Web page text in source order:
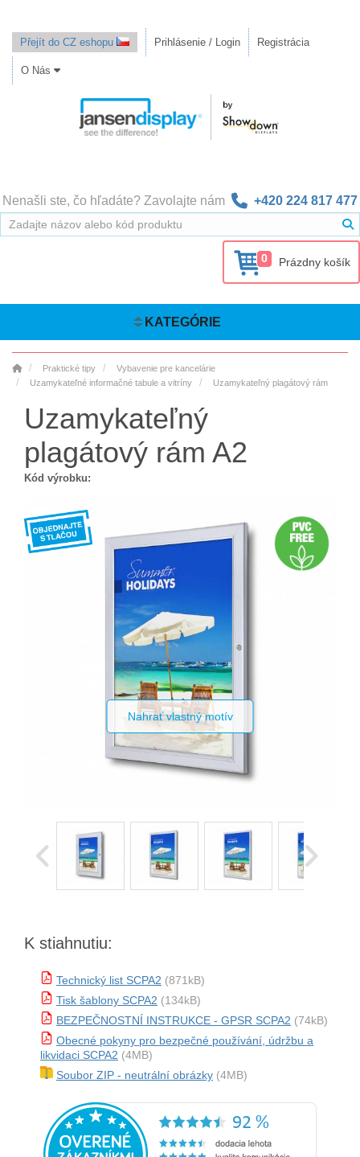
Přejít do CZ eshopu Prihlásenie / Login Registrácia
O Nás
Nenašli ste, čo hľadáte? Zavolajte nám +420 224 817 477
0 Prázdny košík
KATEGÓRIE
Praktické tipy
Vybavenie pre kancelárie
Uzamykateľné informačné tabule a vitríny
Uzamykateľný plagátový rám
Uzamykateľný
plagátový rám A2
Kód výrobku:
Nahrať vlastný motív
K stiahnutiu:
Technický list SCPA2 (871kB)
Tisk šablony SCPA2 (134kB)
BEZPEČNOSTNÍ INSTRUKCE - GPSR SCPA2 (74kB)
Obecné pokyny pro bezpečné používání, údržbu a
likvidaci SCPA2 (4MB)
Soubor ZIP - neutrální obrázky (4MB)